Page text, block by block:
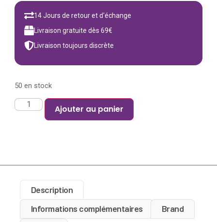
14 Jours de retour et d'échange
Livraison gratuite dès 69€
Livraison toujours discrète
50 en stock
Ajouter au panier
Description
Informations complémentaires
Brand